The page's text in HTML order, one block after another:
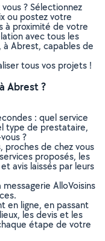
? Sélectionnez
ou postez votre
à proximité de votre
avec tous les
Abrest, capables de
tous vos projets !
Abrest ?
: quel service
type de prestataire,
?
proches de chez vous
proposés, les
avis laissés par leurs
AlloVoisins
en ligne, en passant
les devis et les
étape de votre